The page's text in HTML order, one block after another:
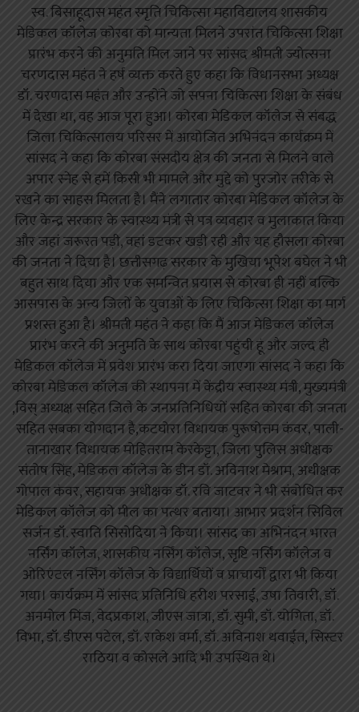
स्व. बिसाहूदास महंत स्मृति चिकित्सा महाविद्यालय शासकीय
मेडिकल कॉलेज कोरबा को मान्यता मिलने उपरांत चिकित्सा शिक्षा
प्रारंभ करने की अनुमति मिल जाने पर सांसद श्रीमती ज्योत्सना
चरणदास महंत ने हर्ष व्यक्त करते हुए कहा कि विधानसभा अध्यक्ष
डॉ. चरणदास महंत और उन्होंने जो सपना चिकित्सा शिक्षा के संबंध
में देखा था, वह आज पूरा हुआ। कोरबा मेडिकल कॉलेज से संबद्ध
जिला चिकित्सालय परिसर में आयोजित अभिनंदन कार्यक्रम में
सांसद ने कहा कि कोरबा संसदीय क्षेत्र की जनता से मिलने वाले
अपार स्नेह से हमें किसी भी मामले और मुद्दे को पुरजोर तरीके से
रखने का साहस मिलता है। मैंने लगातार कोरबा मेडिकल कॉलेज के
लिए केन्द्र सरकार के स्वास्थ्य मंत्री से पत्र व्यवहार व मुलाकात किया
और जहां जरूरत पड़ी, वहां डटकर खड़ी रही और यह हौसला कोरबा
की जनता ने दिया है। छत्तीसगढ़ सरकार के मुखिया भूपेश बघेल ने भी
बहुत साथ दिया और एक समन्वित प्रयास से कोरबा ही नहीं बल्कि
आसपास के अन्य जिलों के युवाओं के लिए चिकित्सा शिक्षा का मार्ग
प्रशस्त हुआ है। श्रीमती महंत ने कहा कि मैं आज मेडिकल कॉलेज
प्रारंभ करने की अनुमति के साथ कोरबा पहुंची हूं और जल्द ही
मेडिकल कॉलेज में प्रवेश प्रारंभ करा दिया जाएगा सांसद ने कहा कि
कोरबा मेडिकल कॉलेज की स्थापना में केंद्रीय स्वास्थ्य मंत्री, मुख्यमंत्री
,विस् अध्यक्ष सहित जिले के जनप्रतिनिधियों सहित कोरबा की जनता
सहित सबका योगदान है,कटघोरा विधायक पुरूषोत्तम कंवर, पाली-
तानाखार विधायक मोहितराम केरकेट्टा, जिला पुलिस अधीक्षक
संतोष सिंह, मेडिकल कॉलेज के डीन डॉ. अविनाश मेश्राम, अधीक्षक
गोपाल कंवर, सहायक अधीक्षक डॉ. रवि जाटवर ने भी संबोधित कर
मेडिकल कॉलेज को मील का पत्थर बताया। आभार प्रदर्शन सिविल
सर्जन डॉ. स्वाति सिसोदिया ने किया। सांसद का अभिनंदन भारत
नर्सिंग कॉलेज, शासकीय नर्सिंग कॉलेज, सृष्टि नर्सिंग कॉलेज व
ओरिएंटल नर्सिंग कॉलेज के विद्यार्थियों व प्राचार्यों द्वारा भी किया
गया। कार्यक्रम में सांसद प्रतिनिधि हरीश परसाई, उषा तिवारी, डॉ.
अनमोल मिंज, वेदप्रकाश, जीएस जात्रा, डॉ. सुमी, डॉ. योगिता, डॉ.
विभा, डॉ. डीएस पटेल, डॉ. राकेश वर्मा, डॉ. अविनाश थवाईत, सिस्टर
राठिया व कोसले आदि भी उपस्थित थे।